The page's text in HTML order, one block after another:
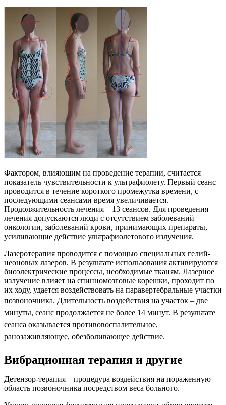
Фактором, влияющим на проведение терапии, считается
показатель чувствительности к ультрафиолету. Первый сеанс
проводится в течение короткого промежутка времени, с
последующими сеансами время увеличивается.
Продолжительность лечения – 13 сеансов. Для проведения
лечения допускаются люди с отсутствием заболеваний
онкологии, заболеваний крови, принимающих препараты,
усиливающие действие ультрафиолетового излучения.
Лазеротерапия проводится с помощью специальных гелий-
неоновых лазеров. В результате использования активируются
биоэлектрические процессы, необходимые тканям. Лазерное
излучение влияет на спинномозговые корешки, проходит по
их ходу, удается воздействовать на паравертебральные участки
позвоночника. Длительность воздействия на участок – две
минуты, сеанс продолжается не более 14 минут. В результате
сеанса оказывается противовоспалительное,
ранозаживляющее, обезболивающее действие.
Вибрационная терапия и другие
Детензор-терапия – процедура воздействия на пораженную
область позвоночника посредством веса больного.